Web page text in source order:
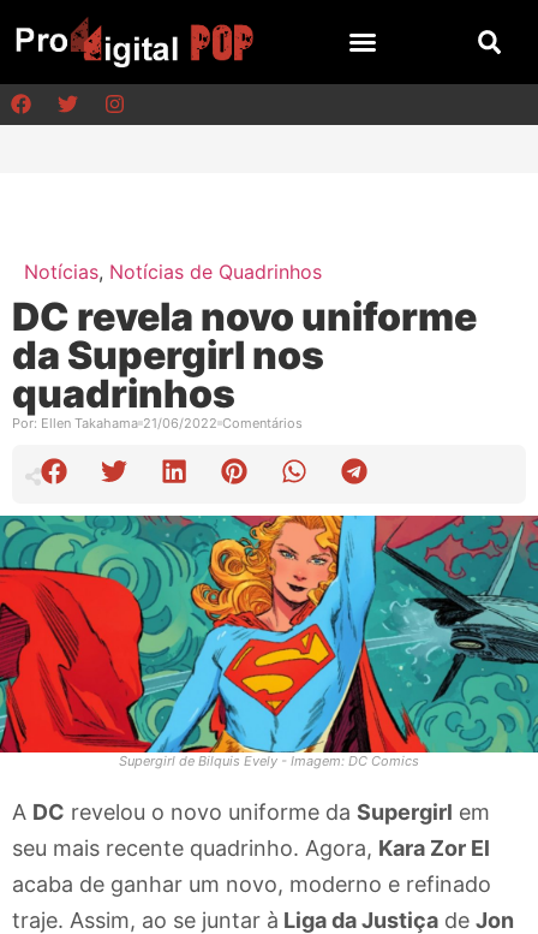
Notícias, Notícias de Quadrinhos
DC revela novo uniforme
da Supergirl nos
quadrinhos
Por: Ellen Takahama 21/06/2022 Comentários
Supergirl de Bilquis Evely - Imagem: DC Comics
A DC revelou o novo uniforme da Supergirl em
seu mais recente quadrinho. Agora, Kara Zor El
acaba de ganhar um novo, moderno e refinado
traje. Assim, ao se juntar à Liga da Justiça de Jon